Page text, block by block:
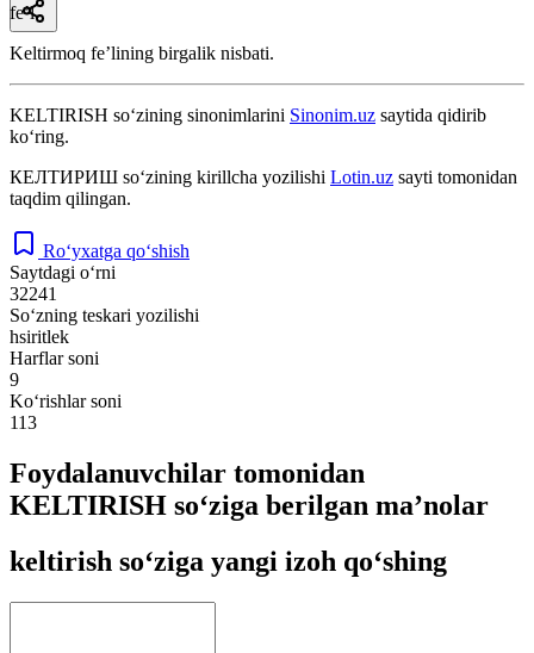
fe’l
Keltirmoq feʼlining birgalik nisbati.
KELTIRISH so‘zining sinonimlarini Sinonim.uz saytida qidirib
ko‘ring.
КЕЛТИРИШ so‘zining kirillcha yozilishi Lotin.uz sayti tomonidan
taqdim qilingan.
Ro‘yxatga qo‘shish
Saytdagi o‘rni
32241
So‘zning teskari yozilishi
hsiritlek
Harflar soni
9
Ko‘rishlar soni
113
Foydalanuvchilar tomonidan
KELTIRISH so‘ziga berilgan ma’nolar
keltirish so‘ziga yangi izoh qo‘shing